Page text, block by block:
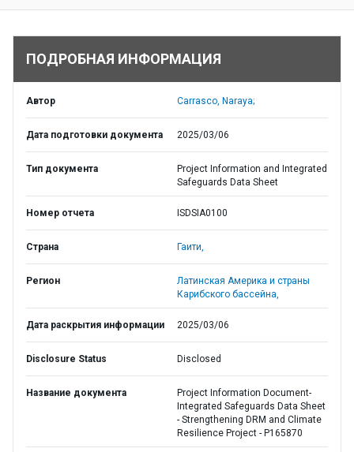
ПОДРОБНАЯ ИНФОРМАЦИЯ
Автор Carrasco, Naraya;
Дата подготовки документа 2025/03/06
Тип документа
Project Information and Integrated
Safeguards Data Sheet
Номер отчета ISDSIA0100
Страна Гаити,
Регион
Латинская Америка и страны
Карибского бассейна,
Дата раскрытия информации 2025/03/06
Disclosure Status Disclosed
Название документа
Project Information Document-
Integrated Safeguards Data Sheet
- Strengthening DRM and Climate
Resilience Project - P165870